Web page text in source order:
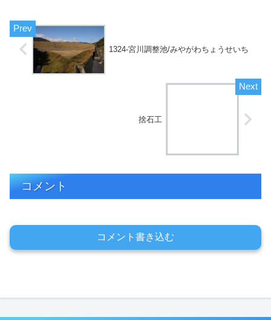
1324-宮川調整池/みやがわちょうせいち
捨石工
コメント
コメント書き込む